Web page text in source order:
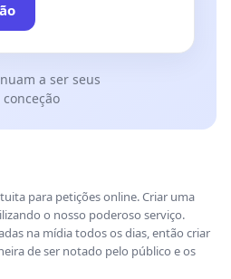
a ser seus
para petições online. Criar uma
o nosso poderoso serviço.
na mídia todos os dias, então criar
de ser notado pelo público e os